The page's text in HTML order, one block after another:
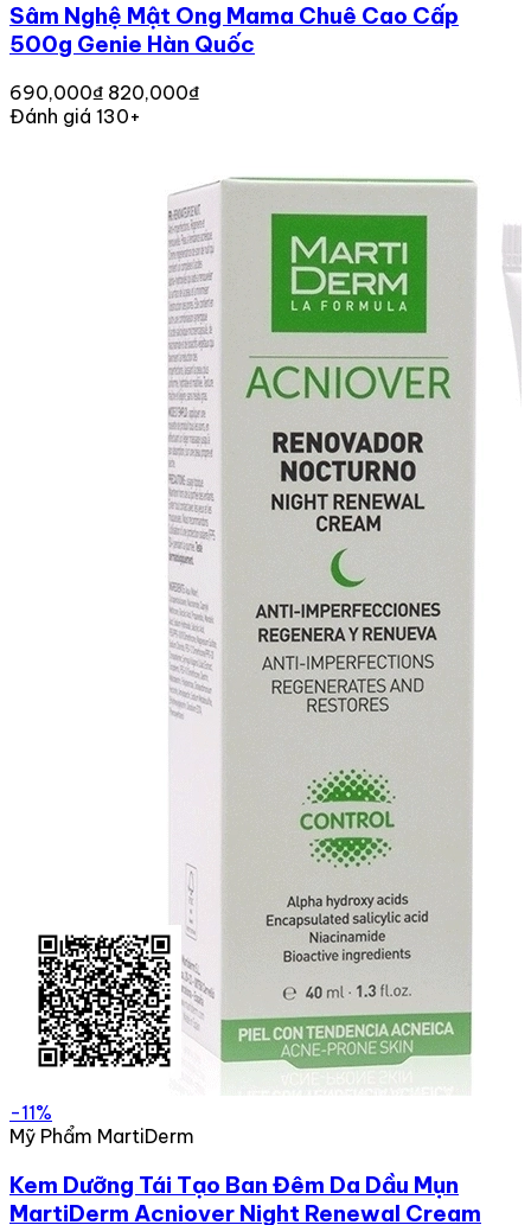
Sâm Nghệ Mật Ong Mama Chuê Cao Cấp
500g Genie Hàn Quốc
690,000₫ 820,000₫
Đánh giá 130+
-11%
Mỹ Phẩm MartiDerm
Kem Dưỡng Tái Tạo Ban Đêm Da Dầu Mụn
MartiDerm Acniover Night Renewal Cream